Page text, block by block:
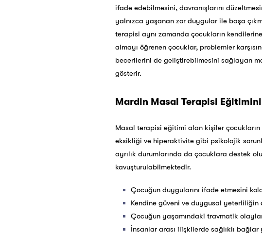
ifade edebilmesini, davranışlarını
yalnızca yaşanan zor duygular ile başa
terapisi aynı zamanda çocukların
almayı öğrenen çocuklar, problemler
becerilerini de geliştirebilmesini sağlayan
gösterir.
Mardin Masal Terapisi
Masal terapisi eğitimi alan kişiler
eksikliği ve hiperaktivite gibi psikolojik
ayrılık durumlarında da çocuklara destek
kavuşturulabilmektedir.
Çocuğun duygularını ifade etmesini
Kendine güveni ve duygusal yeterliliğin
Çocuğun yaşamındaki travmatik
İnsanlar arası ilişkilerde sağlıklı